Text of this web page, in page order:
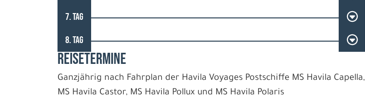
7. TAG
8. TAG
REISETERMINE
Ganzjährig nach Fahrplan der Havila Voyages Postschiffe MS Havila Capella,
MS Havila Castor, MS Havila Pollux und MS Havila Polaris